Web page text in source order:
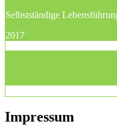
Selbstständige
2017
Impressum